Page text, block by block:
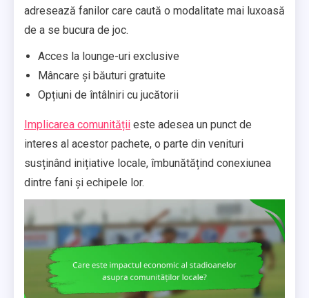
adresează fanilor care caută o modalitate mai luxoasă
de a se bucura de joc.
Acces la lounge-uri exclusive
Mâncare și băuturi gratuite
Opțiuni de întâlniri cu jucătorii
Implicarea comunității este adesea un punct de
interes al acestor pachete, o parte din venituri
susținând inițiative locale, îmbunătățind conexiunea
dintre fani și echipele lor.